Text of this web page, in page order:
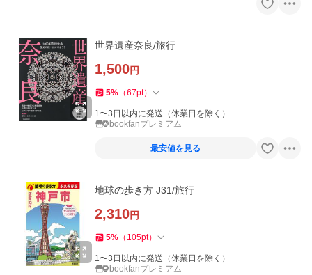
世界遺産奈良/旅行
1,500円
5% （67pt）
1〜3日以内に発送（休業日を除く）
bookfanプレミアム
最安値を見る
地球の歩き方 J31/旅行
2,310円
5% （ 105pt）
1〜3日以内に発送（休業日を除く）
bookfanプレミアム